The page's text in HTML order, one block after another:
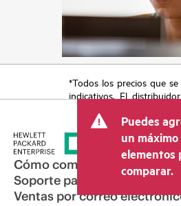
*Todos los precios que
indicativos. El
otros conceptos, como
la venta, el IVA y el envío.
transacción que establece
puede variar con
distribuidores y al
mostrado. El precio
incluir ofertas
Puedes
un
elementos
comparar.
Cómo comprar
Soporte para productos
Ventas por correo